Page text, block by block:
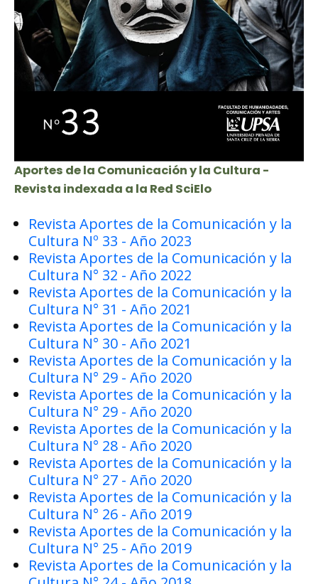
Aportes de la Comunicación y la Cultura -
Revista indexada a la Red SciElo
Revista Aportes de la Comunicación y la
Cultura Nº 33 - Año 2023
Revista Aportes de la Comunicación y la
Cultura N° 32 - Año 2022
Revista Aportes de la Comunicación y la
Cultura N° 31 - Año 2021
Revista Aportes de la Comunicación y la
Cultura N° 30 - Año 2021
Revista Aportes de la Comunicación y la
Cultura N° 29 - Año 2020
Revista Aportes de la Comunicación y la
Cultura N° 29 - Año 2020
Revista Aportes de la Comunicación y la
Cultura N° 28 - Año 2020
Revista Aportes de la Comunicación y la
Cultura N° 27 - Año 2020
Revista Aportes de la Comunicación y la
Cultura N° 26 - Año 2019
Revista Aportes de la Comunicación y la
Cultura N° 25 - Año 2019
Revista Aportes de la Comunicación y la